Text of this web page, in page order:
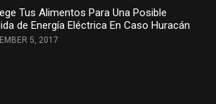
Tus Alimentos Para Una Posible
de Energía Eléctrica En Caso Huracán
5, 2017